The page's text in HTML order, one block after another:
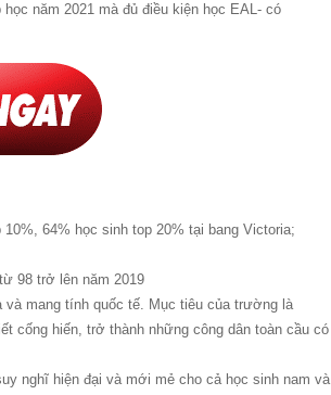
năm 2021 mà đủ điều kiện học EAL- có
64% học sinh top 20% tại bang Victoria;
98 trở lên năm 2019
mang tính quốc tế. Mục tiêu của trường là
cống hiến, trở thành những công dân toàn cầu có
nghĩ hiện đại và mới mẻ cho cả học sinh nam và